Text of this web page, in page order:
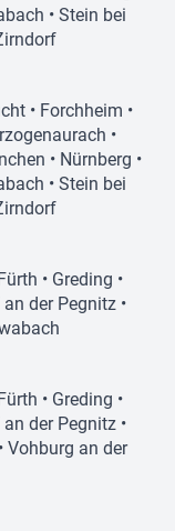
• Stein bei
• Forchheim •
•
• Nürnberg •
• Stein bei
• Greding •
der Pegnitz •
• Greding •
der Pegnitz •
• Vohburg an der